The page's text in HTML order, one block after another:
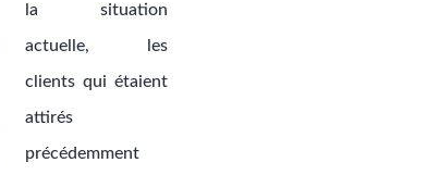
la situation
actuelle, les
clients qui étaient
attirés
précédemment